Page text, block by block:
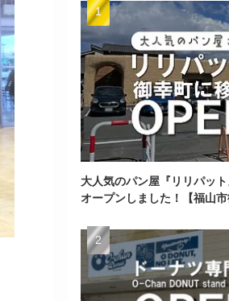
大人気のパン屋『リリパッ
オープンしました！【福山市